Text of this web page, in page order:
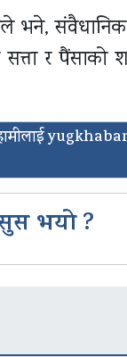
भने,
र पैंसाको
भयो ?